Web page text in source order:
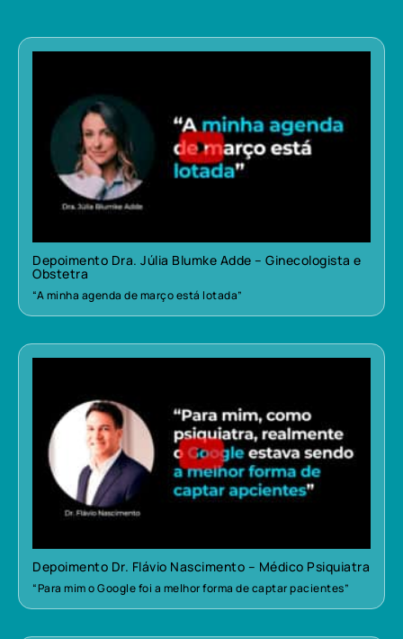
Depoimento Dra. Júlia Blumke Adde – Ginecologista e
Obstetra
“A minha agenda de março está lotada”
Depoimento Dr. Flávio Nascimento – Médico Psiquiatra
“Para mim o Google foi a melhor forma de captar pacientes”